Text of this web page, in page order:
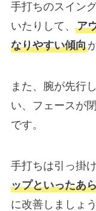
手打ちのスイン
いたりして、 ア
なりやすい傾向
また、腕が先行
い、フェースが
です。
手打ちは引っ掛
ップといったあ
に改善しましょう